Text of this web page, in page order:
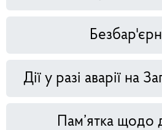
Дії у разі аварії на
Пам’ятка щодо